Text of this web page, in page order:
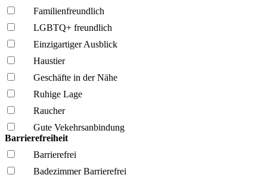
Familien­freundlich
LGBTQ+ freundlich
Einzigartiger Ausblick
Haustier
Geschäfte in der Nähe
Ruhige Lage
Raucher
Gute Vekehrsanbindung
Barrierefreiheit
Barrierefrei
Badezimmer Barrierefrei